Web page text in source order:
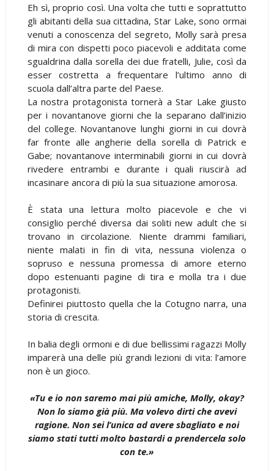
Eh sì, proprio così. Una volta che tutti e soprattutto
gli abitanti della sua cittadina, Star Lake, sono ormai
venuti a conoscenza del segreto, Molly sarà presa
di mira con dispetti poco piacevoli e additata come
sgualdrina dalla sorella dei due fratelli, Julie, così da
esser costretta a frequentare l’ultimo anno di
scuola dall’altra parte del Paese.
La nostra protagonista tornerà a Star Lake giusto
per i novantanove giorni che la separano dall’inizio
del college. Novantanove lunghi giorni in cui dovrà
far fronte alle angherie della sorella di Patrick e
Gabe; novantanove interminabili giorni in cui dovrà
rivedere entrambi e durante i quali riuscirà ad
incasinare ancora di più la sua situazione amorosa.
È stata una lettura molto piacevole e che vi
consiglio perché diversa dai soliti new adult che si
trovano in circolazione. Niente drammi familiari,
niente malati in fin di vita, nessuna violenza o
sopruso e nessuna promessa di amore eterno
dopo estenuanti pagine di tira e molla tra i due
protagonisti.
Definirei piuttosto quella che la Cotugno narra, una
storia di crescita.
In balia degli ormoni e di due bellissimi ragazzi Molly
imparerà una delle più grandi lezioni di vita: l’amore
non è un gioco.
«Tu e io non saremo mai più amiche, Molly, okay?
Non lo siamo già più. Ma volevo dirti che avevi
ragione. Non sei l’unica ad avere sbagliato e noi
siamo stati tutti molto bastardi a prendercela solo
con te.»